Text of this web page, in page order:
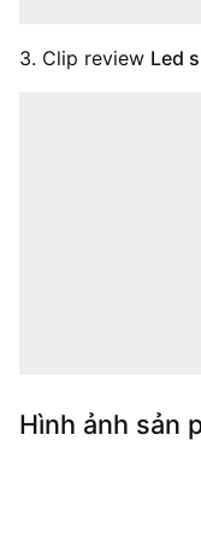
3. Clip review Led
Hình ảnh sản